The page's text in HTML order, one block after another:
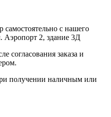
самостоятельно с нашего
Аэропорт 2, здание 3Д
согласования заказа и
получении наличным или